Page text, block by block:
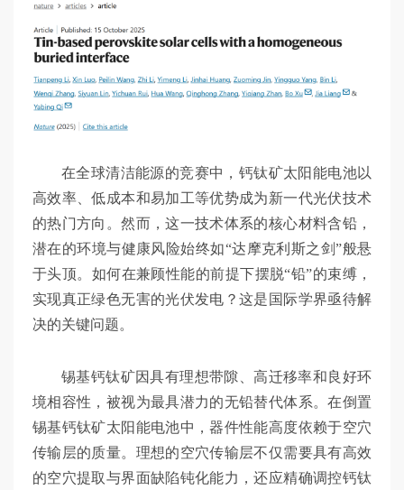
在全球清洁能源的竞赛中，钙钛矿太阳能电池以
高效率、低成本和易加工等优势成为新一代光伏技术
的热门方向。然而，这一技术体系的核心材料含铅，
潜在的环境与健康风险始终如“达摩克利斯之剑”般悬
于头顶。如何在兼顾性能的前提下摆脱“铅”的束缚，
实现真正绿色无害的光伏发电？这是国际学界亟待解
决的关键问题。
锡基钙钛矿因具有理想带隙、高迁移率和良好环
境相容性，被视为最具潜力的无铅替代体系。在倒置
锡基钙钛矿太阳能电池中，器件性能高度依赖于空穴
传输层的质量。理想的空穴传输层不仅需要具有高效
的空穴提取与界面缺陷钝化能力，还应精确调控钙钛